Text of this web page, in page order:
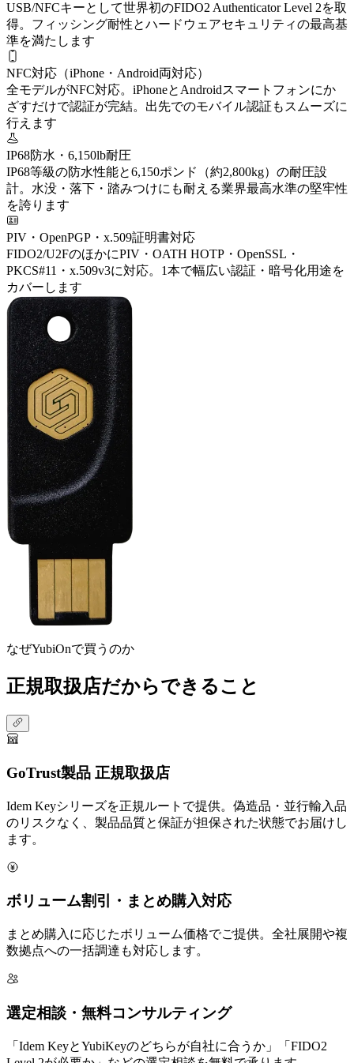
USB/NFCキーとして世界初のFIDO2 Authenticator Level 2を取
得。フィッシング耐性とハードウェアセキュリティの最高基
準を満たします
NFC対応（iPhone・Android両対応）
全モデルがNFC対応。iPhoneとAndroidスマートフォンにか
ざすだけで認証が完結。出先でのモバイル認証もスムーズに
行えます
IP68防水・6,150lb耐圧
IP68等級の防水性能と6,150ポンド（約2,800kg）の耐圧設
計。水没・落下・踏みつけにも耐える業界最高水準の堅牢性
を誇ります
PIV・OpenPGP・x.509証明書対応
FIDO2/U2FのほかにPIV・OATH HOTP・OpenSSL・
PKCS#11・x.509v3に対応。1本で幅広い認証・暗号化用途を
カバーします
なぜYubiOnで買うのか
正規取扱店だからできること
GoTrust製品 正規取扱店
Idem Keyシリーズを正規ルートで提供。偽造品・並行輸入品
のリスクなく、製品品質と保証が担保された状態でお届けし
ます。
ボリューム割引・まとめ購入対応
まとめ購入に応じたボリューム価格でご提供。全社展開や複
数拠点への一括調達も対応します。
選定相談・無料コンサルティング
「Idem KeyとYubiKeyのどちらが自社に合うか」「FIDO2